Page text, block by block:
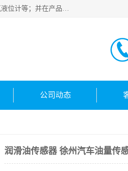
河南福瑞德仪表有限公司是生产销售电容液位计、液氨液位计、小量程液位计定制、智能锅炉水位计、液氮液位计等；并在产品开发、研制的过程中，吸取国内外仪器仪表的技术精华，建立了一支高、精、尖的科研开发队伍，使产品性能不断升级。
公司动态
润滑油传感器 徐州汽车油量传